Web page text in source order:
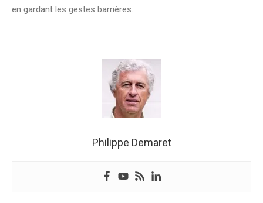
en gardant les gestes barrières.
Philippe Demaret